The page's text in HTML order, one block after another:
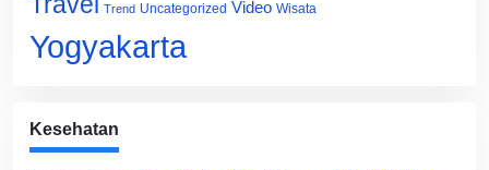
Trend Uncategorized Video Wisata
Yogyakarta
Kesehatan